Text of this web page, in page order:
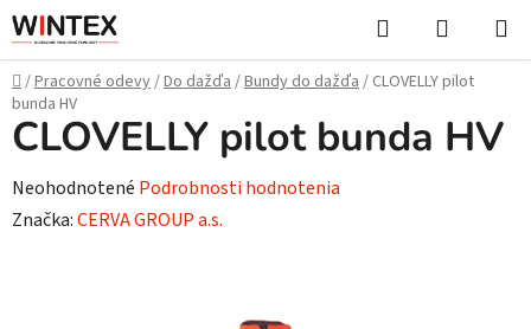
Prejsť
na
obsah
Hľadať
KOŠÍK
Domov
/Pracovné odevy/Do dažďa/Bundy do dažďa/ CLOVELLY pilot
bunda HV
CLOVELLY pilot bunda HV
Priemerné
hodnotenie
Neohodnotené Podrobnosti hodnotenia
Značka:CERVA GROUP a.s.